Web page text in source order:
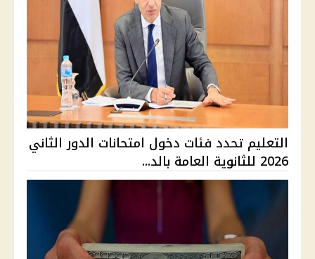
التعليم تحدد فئات دخول امتحانات الدور الثاني
2026 للثانوية العامة بالد...